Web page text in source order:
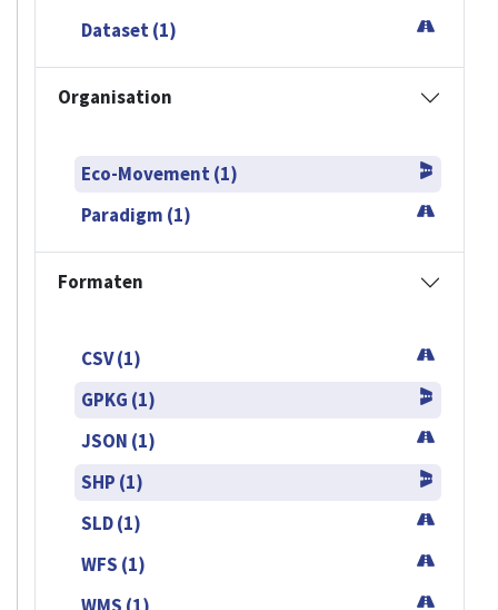
Dataset (1)
Organisation
Eco-Movement (1)
Paradigm (1)
Formaten
CSV (1)
GPKG (1)
JSON (1)
SHP (1)
SLD (1)
WFS (1)